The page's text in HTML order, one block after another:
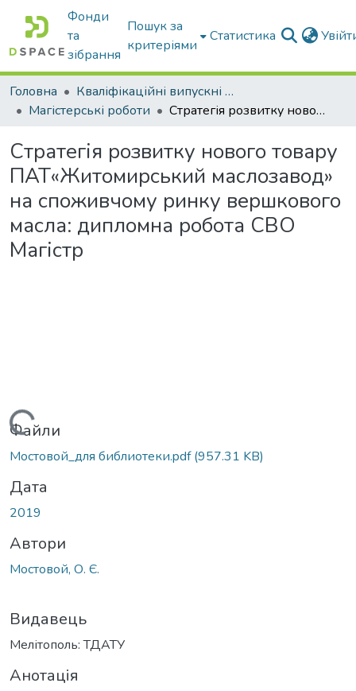
Фонди
та
зібрання
Пошук за
критеріями
Статистика
Головна
Кваліфікаційні випускні роботи бакалаврів і магістрів
Магістерські роботи
Стратегія розвитку нового товару ПАТ«Житомирський маслозавод» на споживчому ринку вершкового масла: дипломна робота СВО Магістр
Стратегія розвитку нового товару
ПАТ«Житомирський маслозавод»
на споживчому ринку вершкового
масла: дипломна робота СВО
Магістр
Вантажиться...
Файли
Мостовой_для библиотеки.pdf(957.31 KB)
Дата
2019
Автори
Мостовой, О. Є.
Видавець
Мелітополь: ТДАТУ
Анотація